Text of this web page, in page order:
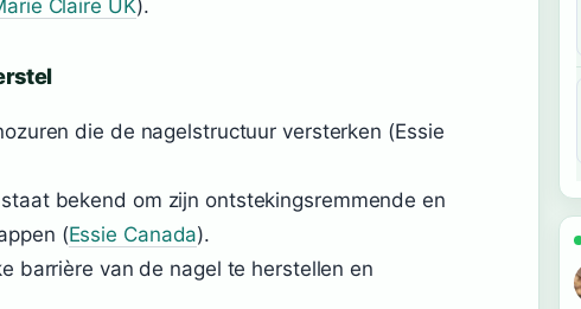
Claire UK).
die de nagelstructuur versterken (Essie
bekend om zijn ontstekingsremmende en
(Essie Canada).
barrière van de nagel te herstellen en